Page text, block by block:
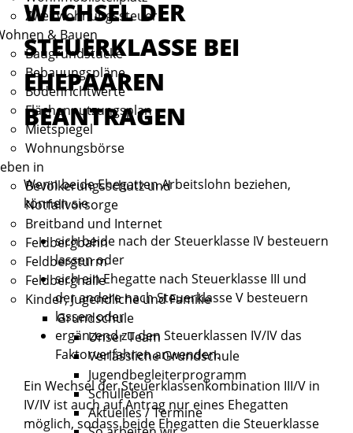
Zweitwohnungssteuer
& Bauen
Baugrundstücke
Bebauungspläne
Bodenrichtwerte
Flächennutzungsplan
Mietspiegel
Wohnungsbörse
in
Bevölkerungsschutz und
Notfallvorsorge
Breitband und Internet
Feldbergbahn
Feldbergturm
Feldberghalle
Kinder, Jugendliche und Familie
Grundschule
Unser Team
Verlässliche Grundschule
Jugendbegleiterprogramm
Schulleben
Aktuelles / Termine
WECHSEL DER
STEUERKLASSE BEI
EHEPAAREN
BEANTRAGEN
Wenn beide Ehegatten Arbeitslohn beziehen,
können sie
sich beide nach der Steuerklasse IV besteuern
lassen oder
sich ein Ehegatte nach Steuerklasse III und
der andere nach Steuerklasse V besteuern
lassen oder
ergänzend zu den Steuerklassen IV/IV das
Faktorverfahren anwenden.
Ein Wechsel der Steuerklassenkombination III/V in
IV/IV ist auch auf Antrag nur eines Ehegatten
möglich, sodass beide Ehegatten die Steuerklasse